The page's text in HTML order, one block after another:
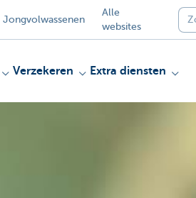
Jongvolwassenen
Alle
websites
Verzekeren Extra diensten